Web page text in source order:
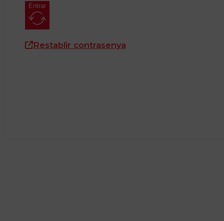
Entrar
Restablir contrasenya